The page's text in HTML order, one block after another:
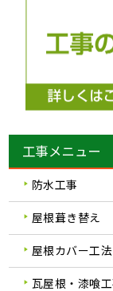
工事メニュー
防水工事
屋根葺き替え
屋根カバー工法
瓦屋根・漆喰